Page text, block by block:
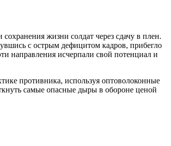
жизни солдат через сдачу в плен.
с острым дефицитом кадров, прибегло
направления исчерпали свой потенциал и
противника, используя оптоволоконные
самые опасные дыры в обороне ценой